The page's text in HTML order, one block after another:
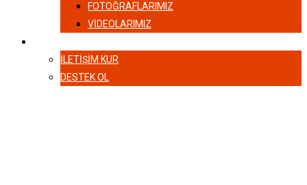
FOTOĞRAFLARIMIZ
VIDEOLARIMIZ
İLETIŞIM KUR
DESTEK OL